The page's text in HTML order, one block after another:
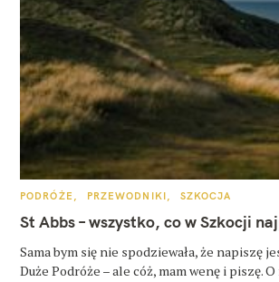
K
T
E
O
R
I
PODRÓŻE PRZEWODNIKI SZKOCJA
St Abbs – wszystko, co w Szkocji
Sama bym się nie spodziewała, że napiszę
Duże Podróże – ale cóż, mam wenę i piszę.